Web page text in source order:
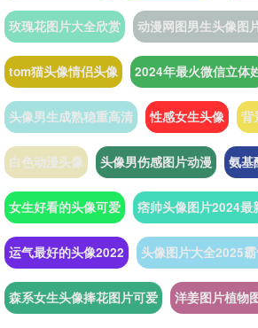
玫瑰花图片大全欣赏 动漫网图男生头像图
tom猫头像情侣头像 2024年最火微信立体
头像男生成熟稳重高清 性感女生头像 背
白色动漫头像 头像男伤感图片动漫 氨基
女生好看的头像可爱 痞帅头像图片2024最
运气最好的头像2022 头像图片大全2025
森系女生头像捧花图片可爱 洋姜图片植物